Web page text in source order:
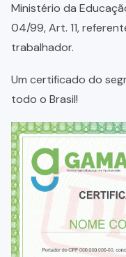
Ministério da
04/99, Art. 11,
trabalhador.
Um certificado do
todo o Brasil!